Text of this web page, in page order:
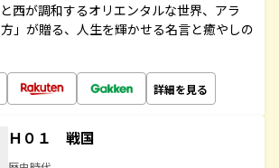
西が調和するオリエンタルな世界、アラ
」が贈る、人生を輝かせる名言と癒やしの
詳細を見る
Ｈ０１ 戦国